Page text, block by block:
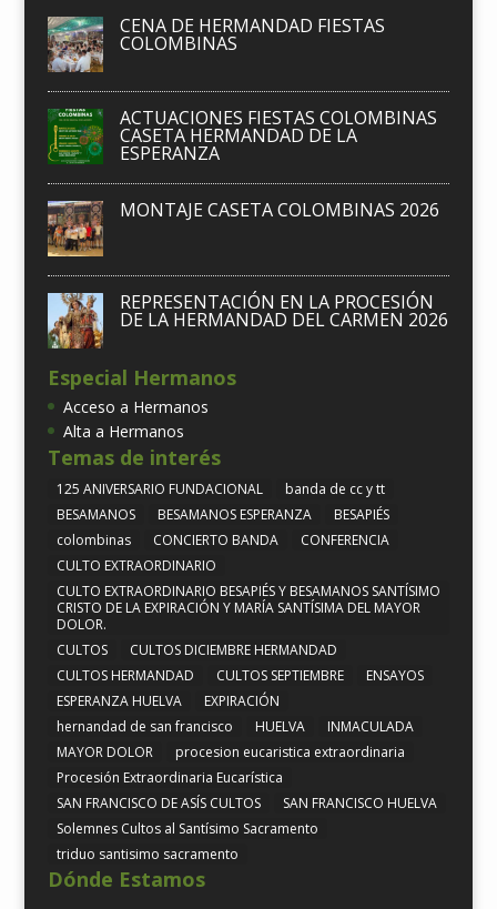
CENA DE HERMANDAD FIESTAS
COLOMBINAS
ACTUACIONES FIESTAS COLOMBINAS
CASETA HERMANDAD DE LA
ESPERANZA
MONTAJE CASETA COLOMBINAS 2026
REPRESENTACIÓN EN LA PROCESIÓN
DE LA HERMANDAD DEL CARMEN 2026
Especial Hermanos
Acceso a Hermanos
Alta a Hermanos
Temas de interés
125 ANIVERSARIO FUNDACIONAL
banda de cc y tt
BESAMANOS
BESAMANOS ESPERANZA
BESAPIÉS
colombinas
CONCIERTO BANDA
CONFERENCIA
CULTO EXTRAORDINARIO
CULTO EXTRAORDINARIO BESAPIÉS Y BESAMANOS SANTÍSIMO
CRISTO DE LA EXPIRACIÓN Y MARÍA SANTÍSIMA DEL MAYOR
DOLOR.
CULTOS
CULTOS DICIEMBRE HERMANDAD
CULTOS HERMANDAD
CULTOS SEPTIEMBRE
ENSAYOS
ESPERANZA HUELVA
EXPIRACIÓN
hernandad de san francisco
HUELVA
INMACULADA
MAYOR DOLOR
procesion eucaristica extraordinaria
Procesión Extraordinaria Eucarística
SAN FRANCISCO DE ASÍS CULTOS
SAN FRANCISCO HUELVA
Solemnes Cultos al Santísimo Sacramento
triduo santisimo sacramento
Dónde Estamos